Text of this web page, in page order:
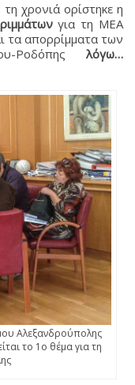
χρονιά ορίστηκε η
για τη ΜΕΑ
τα απορρίμματα των
Ροδόπης λόγω…
Αλεξανδρούπολης
το 1ο θέμα για τη